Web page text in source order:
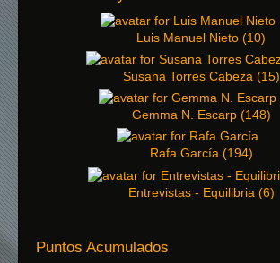
Luis Manuel Nieto (10)
Susana Torres Cabeza (15)
Gemma N. Escarp (148)
Rafa García (194)
Entrevistas - Equilibria (6)
Puntos Acumulados